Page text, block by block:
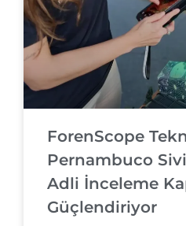
ForenScope
Pernambuco
Adli İnceleme
Güçlendiriyor